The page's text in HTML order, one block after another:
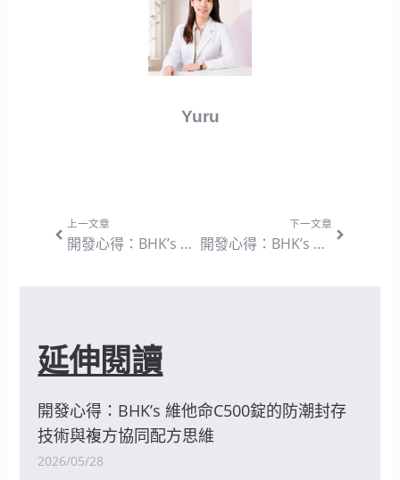
Yuru
上一文章
開發心得：BHK’s 機能護秘適 素食膠囊 — 熟齡女性整體生理機能調節的配方設計思維
下一文章
開發心得：BHK’s 專利穀胱甘肽 素食膠囊 — 回歸純淨成分與協同作用的營養設計思維
延伸閱讀
開發心得：BHK’s 維他命C500錠的防潮封存
技術與複方協同配方思維
2026/05/28